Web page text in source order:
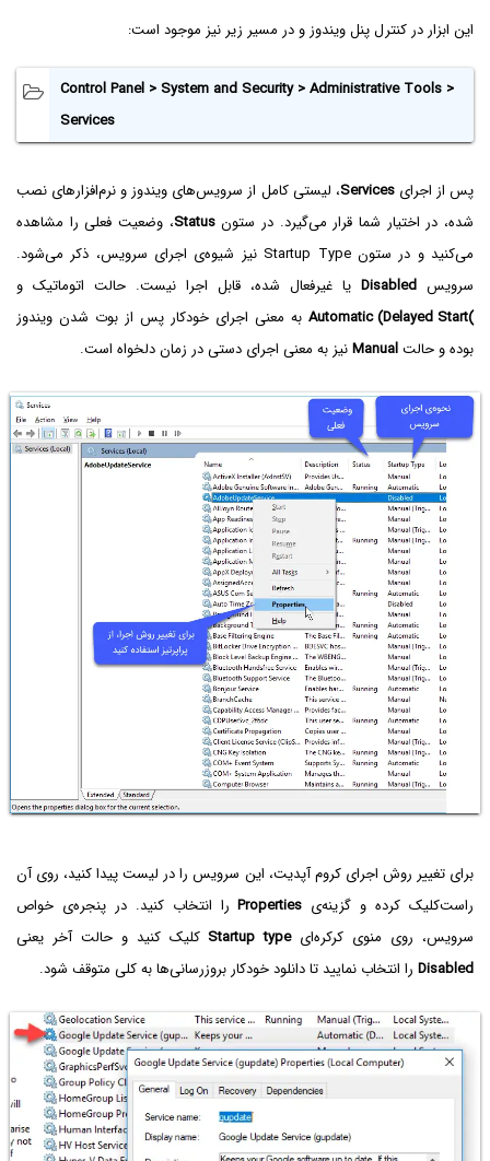
این ابزار در کنترل پنل ویندوز و در مسیر زیر نیز موجود است:
Control Panel > System and Security > Administrative Tools >
Services
پس از اجرایServices، لیستی کامل از سرویس‌های ویندوز و نرم‌افزارهای نصب
شده، در اختیار شما قرار می‌گیرد. در ستونStatus، وضعیت فعلی را مشاهده
می‌کنید و در ستون Startup Type نیز شیوه‌ی اجرای سرویس، ذکر می‌شود.
سرویس Disabled یا غیرفعال شده، قابل اجرا نیست. حالت اتوماتیک و
Automatic (Delayed Start( به معنی اجرای خودکار پس از بوت شدن ویندوز
بوده و حالتManualنیز به معنی اجرای دستی در زمان دلخواه است.
برای تغییر روش اجرای کروم آپدیت، این سرویس را در لیست پیدا کنید، روی آن
راست‌کلیک کرده و گزینه‌ی Propertiesرا انتخاب کنید. در پنجره‌ی خواص
سرویس، روی منوی کرکره‌ایStartup type کلیک کنید و حالت آخر یعنی
Disabled را انتخاب نمایید تا دانلود خودکار بروزرسانی‌ها به کلی متوقف شود.